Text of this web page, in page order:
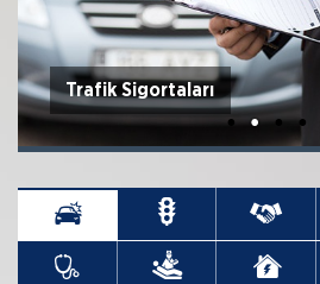
MÜŞTERI GIRIŞI
Trafik Sigortaları